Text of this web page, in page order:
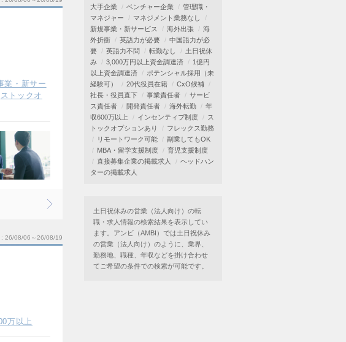
業・新サー
ストックオ
26/08/06～26/08/19
万以上
大手企業
ベンチャー企業
管理職・
マネジャー
マネジメント業務なし
新規事業・新サービス
海外出張
海
外折衝
英語力が必要
中国語力が必
要
英語力不問 転勤なし
土日祝休
み
3,000万円以上資金調達済
1億円
以上資金調達済
ポテンシャル採用（未
経験可）
20代役員在籍
CxO候補
社長・役員直下
事業責任者
サービ
ス責任者
開発責任者 海外転勤
年
収600万以上
インセンティブ制度
ス
トックオプションあり
フレックス勤務
リモートワーク可能
副業してもOK
MBA・留学支援制度
育児支援制度
直接募集企業の掲載求人
ヘッドハン
ターの掲載求人
土日祝休みの営業（法人向け）の転
職・求人情報の検索結果を表示してい
ます。アンビ（AMBI）では土日祝休み
の営業（法人向け）のように、業界、
勤務地、職種、年収などを掛け合わせ
てご希望の条件での検索が可能です。